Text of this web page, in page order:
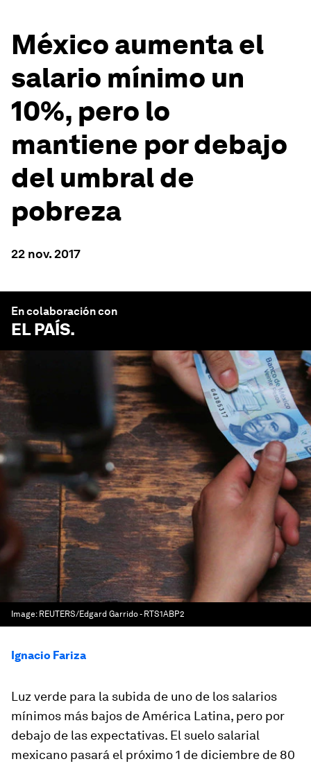
México aumenta el
salario mínimo un
10%, pero lo
mantiene por debajo
del umbral de
pobreza
22 nov. 2017
En colaboración con
EL PAÍS.
Image: REUTERS/Edgard Garrido - RTS1ABP2
Ignacio Fariza
Luz verde para la subida de uno de los salarios
mínimos más bajos de América Latina, pero por
debajo de las expectativas. El suelo salarial
mexicano pasará el próximo 1 de diciembre de 80